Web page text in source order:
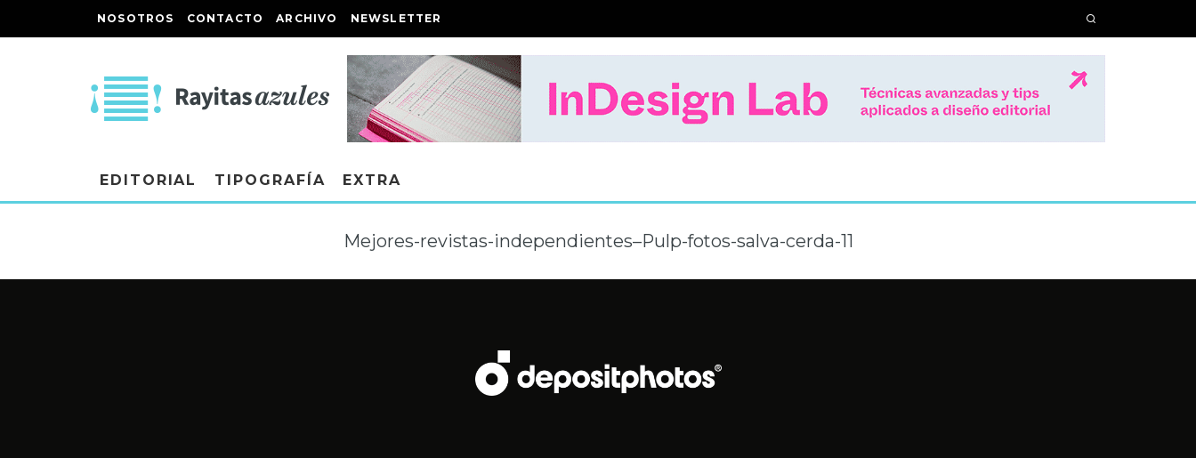
NOSOTROS CONTACTO ARCHIVO NEWSLETTER
EDITORIAL TIPOGRAFÍA EXTRA
Mejores-revistas-independientes–Pulp-fotos-salva-cerda-11